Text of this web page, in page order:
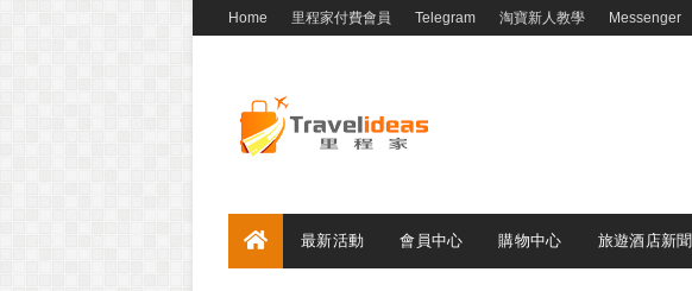
Home 里程家付費會員 Telegram 淘寶新人教學 Messenger
最新活動 會員中心 購物中心 旅遊酒店新聞